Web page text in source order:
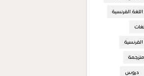
الفرنسية
دروس